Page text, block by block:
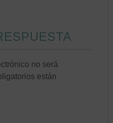
no será
están